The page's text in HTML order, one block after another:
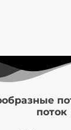
поток